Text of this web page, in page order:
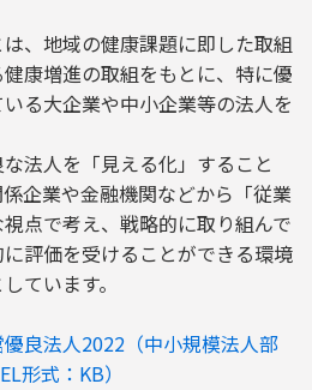
、地域の健康課題に即した取組
康増進の取組をもとに、特に優
る大企業や中小企業等の法人を
法人を「見える化」すること
企業や金融機関などから「従業
点で考え、戦略的に取り組んで
評価を受けることができる環境
ています。
良法人2022（中小規模法人部
形式：KB）